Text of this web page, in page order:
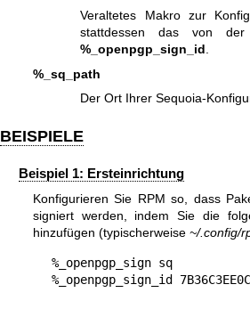
Veraltetes Makro zur
stattdessen das von der
%_openpgp_sign_id.
%_sq_path
Der Ort Ihrer Sequoia-
BEISPIELE
Beispiel 1: Ersteinrichtung
Konfigurieren Sie RPM so, dass
signiert werden, indem Sie die
hinzufügen (typischerweise ~/.config/
%_openpgp_sign sq
%_openpgp_sign_id